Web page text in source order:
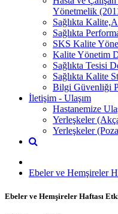
Yönetmelik
Sağlıkta
Sağlıkta
SKS Kalite
Kalite Yönetim
Sağlıkta Tesisi
Sağlıkta Kalite
Bilgi Güvenliği
İletişim - Ulaşım
Hastanemize
Yerleşkeler
Yerleşkeler
Ebeler ve Hemşireler
Ebeler ve Hemşireler Haftası